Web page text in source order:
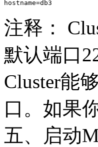
注释：
默认端口
Cluster能
口。如果
五、启动